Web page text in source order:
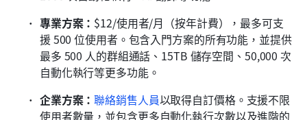
專業方案： $12/使用者/月（按年計費），最多可支
援 500 位使用者。包含入門方案的所有功能，並提供
最多 500 人的群組通話、15TB 儲存空間、50,000 次
自動化執行等更多功能。
企業方案：聯絡銷售人員以取得自訂價格。支援不限
使用者數量，並包含更多自動化執行次數以及進階的